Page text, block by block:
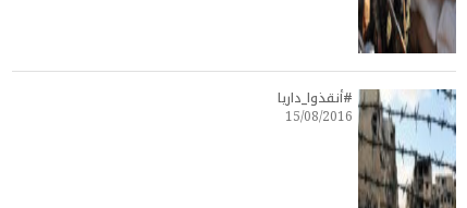
#أنقذوا_داريا
15/08/2016